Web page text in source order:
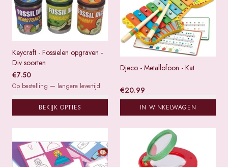
Keycraft - Fossielen opgraven -
Div soorten
€7.50
Op bestelling — langere levertijd
BEKIJK OPTIES
Djeco - Metallofoon - Kat
€20.99
IN WINKELWAGEN